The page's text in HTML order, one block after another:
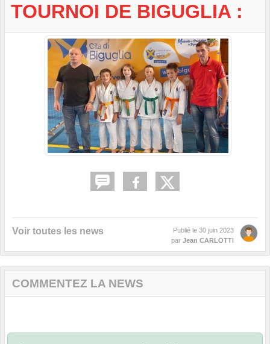
TOURNOI DE BIGUGLIA :
Voir toutes les news Publié le 30 juin 2023
par Jean CARLOTTI
COMMENTEZ LA NEWS